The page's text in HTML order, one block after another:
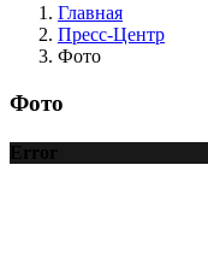
Главная
Пресс-Центр
Фото
Фото
Error